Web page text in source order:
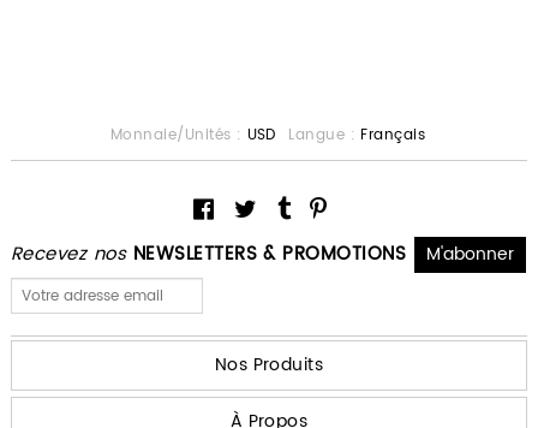
Recevez nos NEWSLETTERS & PROMOTIONS
Monnaie/Unités : USD Langue : Français
Nos Produits
À Propos